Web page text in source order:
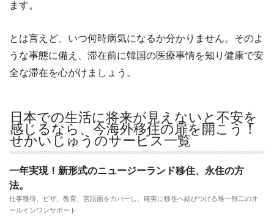
ます。
とは言えど、いつ何時病気になるか分かりません。そのよ
うな事態に備え、滞在前に韓国の医療事情を知り健康で安
全な滞在を心がけましょう。
日本での生活に将来が見えないと不安を
感じるなら、今海外移住の扉を開こう！
せかいじゅうのサービス一覧
一年実現！新形式のニュージーランド移住、永住の方
法。
仕事獲得、ビザ、教育、言語面をカバーし、確実に移住へ結びつける唯一無二のオ
ールインワンサポート